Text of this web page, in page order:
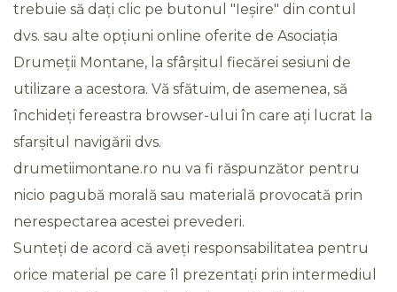
trebuie să dați clic pe butonul "Ieșire" din contul
dvs. sau alte opțiuni online oferite de Asociația
Drumeții Montane, la sfârșitul fiecărei sesiuni de
utilizare a acestora. Vă sfătuim, de asemenea, să
închideți fereastra browser-ului în care ați lucrat la
sfarșitul navigării dvs.
drumetiimontane.ro nu va fi răspunzător pentru
nicio pagubă morală sau materială provocată prin
nerespectarea acestei prevederi.
Sunteți de acord că aveți responsabilitatea pentru
orice material pe care îl prezentați prin intermediul